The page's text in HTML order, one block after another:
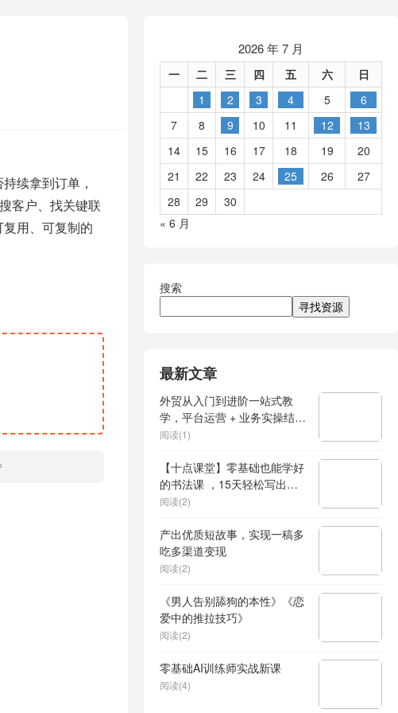
续拿到订单，
客户、找关键联
用、可复制的
2026 年 7 月
一 二 三 四 五 六
日
1
2 3 4 5
6
7
8 9 10 11 12
13
14
15 16 17 18 19
20
21
22 23 24 25 26
27
28
29
30
« 6 月
搜索
寻找资源
最新文章
外贸从入门到进阶一站式教
学，平台运营 + 业务实操结
合，实现业绩稳步增长
阅读(1)
【十点课堂】零基础也能学好
的书法课 ，15天轻松写出漂
亮人生
阅读(2)
产出优质短故事，实现一稿多
吃多渠道变现
阅读(2)
《男人告别舔狗的本性》《恋
爱中的推拉技巧》
阅读(2)
零基础AI训练师实战新课
阅读(4)